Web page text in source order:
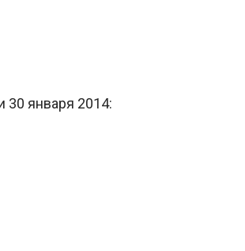
30 января 2014: